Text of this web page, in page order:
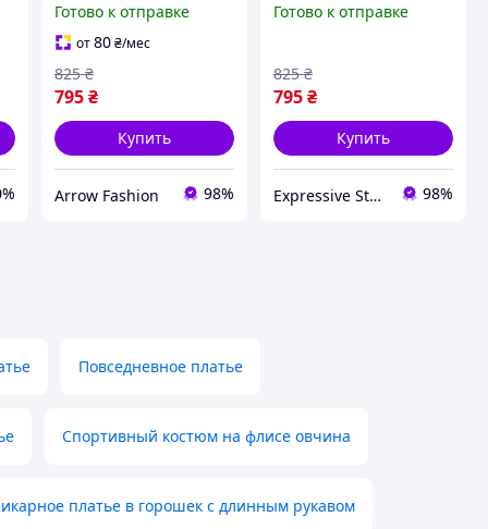
платье без рукавов в
стиле Zara рубчик
варенка размер 40-42
44-46
Готово к отправке
от80 ₴/мес
795 ₴
825 ₴
Купить
Arrow Fashion 98%
платье без рукавов в
варенка размер 40-42
44-46
Готово к отправке
795₴
825 ₴
Купить
Expressive Style 98%
Повседневное платье
Спортивный костюм на флисе овчина
платье в горошек с длинным рукавом